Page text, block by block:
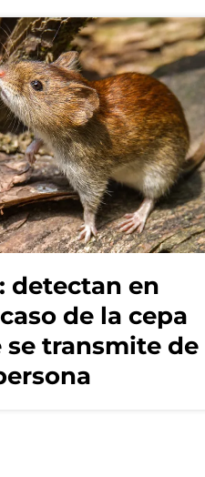
detectan en
de la cepa
se transmite de